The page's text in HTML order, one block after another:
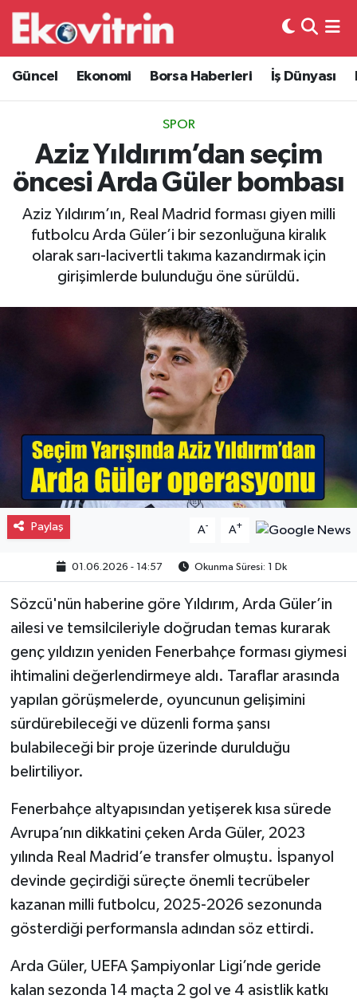
Güncel Ekonomi Borsa Haberleri İş Dünyası
SPOR
Aziz Yıldırım’dan seçim
öncesi Arda Güler bombası
Aziz Yıldırım’ın, Real Madrid forması giyen milli
futbolcu Arda Güler’i bir sezonluğuna kiralık
olarak sarı-lacivertli takıma kazandırmak için
girişimlerde bulunduğu öne sürüldü.
Paylaş A- A+
01.06.2026 - 14:57 Okunma Süresi: 1 Dk
Sözcü'nün haberine göre Yıldırım, Arda Güler’in
ailesi ve temsilcileriyle doğrudan temas kurarak
genç yıldızın yeniden Fenerbahçe forması giymesi
ihtimalini değerlendirmeye aldı. Taraflar arasında
yapılan görüşmelerde, oyuncunun gelişimini
sürdürebileceği ve düzenli forma şansı
bulabileceği bir proje üzerinde durulduğu
belirtiliyor.
Fenerbahçe altyapısından yetişerek kısa sürede
Avrupa’nın dikkatini çeken Arda Güler, 2023
yılında Real Madrid’e transfer olmuştu. İspanyol
devinde geçirdiği süreçte önemli tecrübeler
kazanan milli futbolcu, 2025-2026 sezonunda
gösterdiği performansla adından söz ettirdi.
Arda Güler, UEFA Şampiyonlar Ligi’nde geride
kalan sezonda 14 maçta 2 gol ve 4 asistlik katkı
Güncel
Ekonomi
Borsa Haberleri
İş Dünyası
Lojistik
Otovitrin
Asayiş
Eğitim
Hava Durumu
Trafik Durumu
Süper Lig Puan Durumu ve Fikstür
Tüm Manşetler
Son Dakika Haberleri
Haber Arşivi